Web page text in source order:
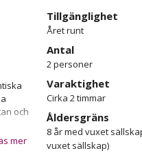
och
inte
mer
Tillgänglighet
Året runt
Antal
2 personer
Varaktighet
Cirka 2 timmar
Åldersgräns
8 år med vuxet
vuxet sällskap)